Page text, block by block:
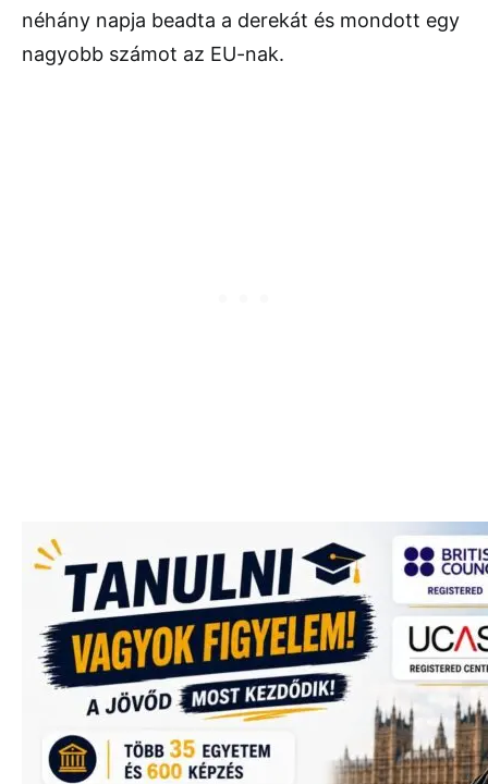
néhány napja beadta a derekát és mondott egy
nagyobb számot az EU-nak.